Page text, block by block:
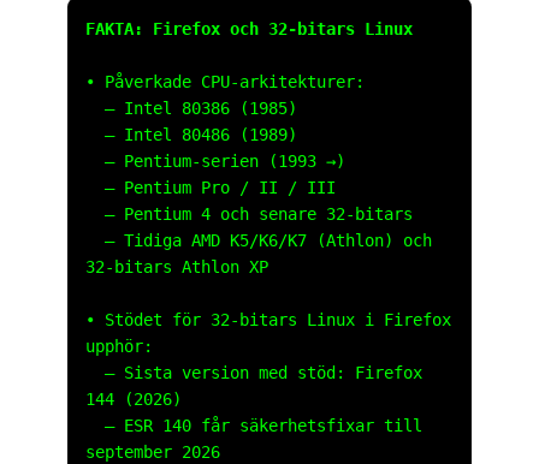
FAKTA: Firefox och 32-bitars Linux
• Påverkade CPU-arkitekturer:
– Intel 80386 (1985)
– Intel 80486 (1989)
– Pentium-serien (1993 →)
– Pentium Pro / II / III
– Pentium 4 och senare 32-bitars
– Tidiga AMD K5/K6/K7 (Athlon) och
32-bitars Athlon XP
• Stödet för 32-bitars Linux i Firefox
upphör:
– Sista version med stöd: Firefox
144 (2026)
– ESR 140 får säkerhetsfixar till
september 2026